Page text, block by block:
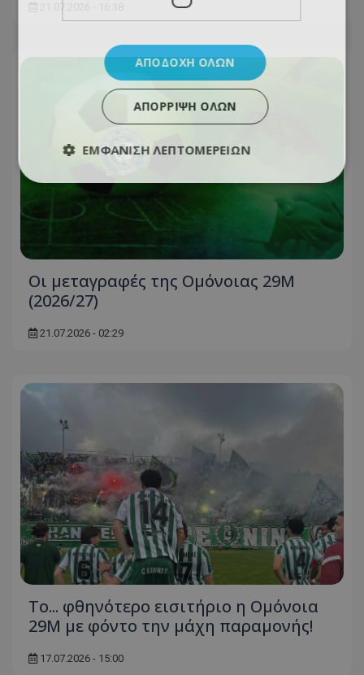
Oι μεταγραφές της Ομόνοιας 29Μ
(2026/27)
21.07.2026 - 02:29
Το... φθηνότερο εισιτήριο η Ομόνοια
29Μ με φόντο την μάχη παραμονής!
17.07.2026 - 15:00
ΑΠΟΔΟΧΉ ΌΛΩΝ
ΑΠΌΡΡΙΨΗ ΌΛΩΝ
ΕΜΦΆΝΙΣΗ ΛΕΠΤΟΜΕΡΕΙΏΝ